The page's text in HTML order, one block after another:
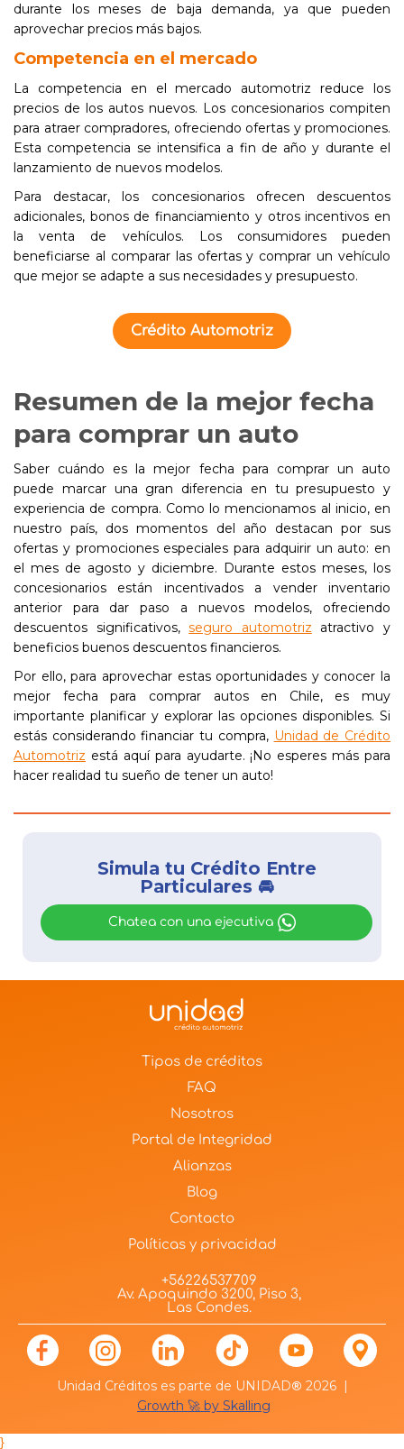
durante los meses de baja demanda, ya que pueden
aprovechar precios más bajos.
Competencia en el mercado
La competencia en el mercado automotriz reduce los
precios de los autos nuevos. Los concesionarios compiten
para atraer compradores, ofreciendo ofertas y promociones.
Esta competencia se intensifica a fin de año y durante el
lanzamiento de nuevos modelos.
Para destacar, los concesionarios ofrecen descuentos
adicionales, bonos de financiamiento y otros incentivos en
la venta de vehículos. Los consumidores pueden
beneficiarse al comparar las ofertas y comprar un vehículo
que mejor se adapte a sus necesidades y presupuesto.
Crédito Automotriz
Resumen de la mejor fecha
para comprar un auto
Saber cuándo es la mejor fecha para comprar un auto
puede marcar una gran diferencia en tu presupuesto y
experiencia de compra. Como lo mencionamos al inicio, en
nuestro país, dos momentos del año destacan por sus
ofertas y promociones especiales para adquirir un auto: en
el mes de agosto y diciembre. Durante estos meses, los
concesionarios están incentivados a vender inventario
anterior para dar paso a nuevos modelos, ofreciendo
descuentos significativos,seguro automotriz atractivo y
beneficios buenos descuentos financieros.
Por ello, para aprovechar estas oportunidades y conocer la
mejor fecha para comprar autos en Chile, es muy
importante planificar y explorar las opciones disponibles. Si
estás considerando financiar tu compra, Unidad de Crédito
Automotriz está aquí para ayudarte. ¡No esperes más para
hacer realidad tu sueño de tener un auto!
Simula tu Crédito Entre
Particulares 🚘
Chatea con una ejecutiva
Tipos de créditos
FAQ
Nosotros
Portal de Integridad
Alianzas
Blog
Contacto
Políticas y privacidad
+56226537709
Av. Apoquindo 3200, Piso 3,
Las Condes.
Unidad Créditos es parte de UNIDAD® 2026 |
Growth 🚀 by Skalling
}